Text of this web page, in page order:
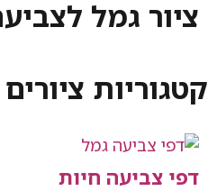
גמל לצביעה
ציורים
חיות